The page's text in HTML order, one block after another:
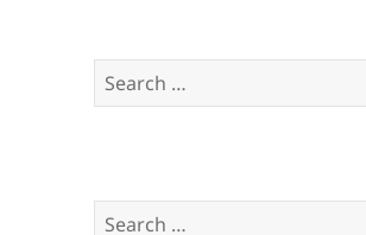
Search
for:
Search